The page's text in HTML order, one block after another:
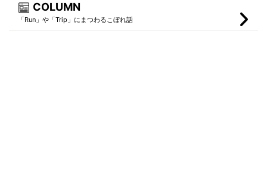
COLUMN
「Run」や「Trip」にまつわるこぼれ話